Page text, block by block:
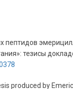
тезисы
produced by